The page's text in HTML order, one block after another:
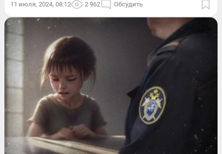
11 июля, 2024, 08:12 2 962 Обсудить